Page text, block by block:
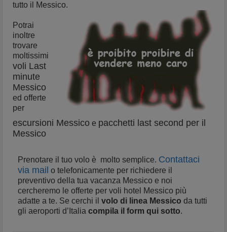
tutto il Messico.
Potrai
inoltre
trovare
moltissimi
voli Last
minute
Messico
ed offerte
per
escursioni Messico e pacchetti last second per il
Messico
Prenotare il tuo volo è molto semplice. Contattaci
via mail o telefonicamente per richiedere il
preventivo della tua vacanza Messico e noi
cercheremo le offerte per voli hotel Messico più
adatte a te. Se cerchi ilvolo di linea Messico da tutti
gli aeroporti d’Italiacompila il form qui sotto.